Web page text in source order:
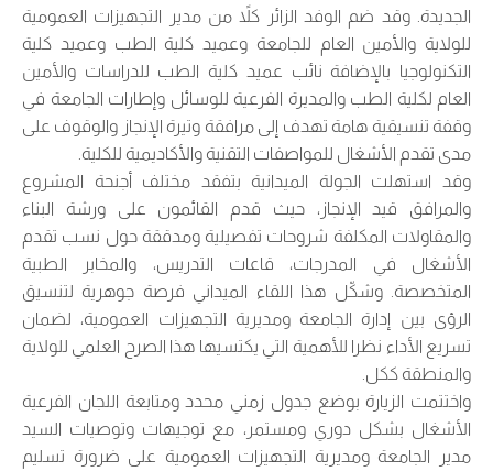
الجديدة. وقد ضم الوفد الزائر كلاً من مدير التجهيزات العمومية
للولاية والأمين العام للجامعة وعميد كلية الطب وعميد كلية
التكنولوجيا بالإضافة نائب عميد كلية الطب للدراسات والأمين
العام لكلية الطب والمديرة الفرعية للوسائل وإطارات الجامعة في
وقفة تنسيقية هامة تهدف إلى مرافقة وتيرة الإنجاز والوقوف على
مدى تقدم الأشغال للمواصفات التقنية والأكاديمية للكلية.
وقد استهلت الجولة الميدانية بتفقد مختلف أجنحة المشروع
والمرافق قيد الإنجاز، حيث قدم القائمون على ورشة البناء
والمقاولات المكلفة شروحات تفصيلية ومدققة حول نسب تقدم
الأشغال في المدرجات، قاعات التدريس، والمخابر الطبية
المتخصصة. وشكّل هذا اللقاء الميداني فرصة جوهرية لتنسيق
الرؤى بين إدارة الجامعة ومديرية التجهيزات العمومية، لضمان
تسريع الأداء نظرا للأهمية التي يكتسيها هذا الصرح العلمي للولاية
والمنطقة ككل.
واختتمت الزيارة بوضع جدول زمني محدد ومتابعة اللجان الفرعية
الأشغال بشكل دوري ومستمر، مع توجيهات وتوصيات السيد
مدير الجامعة ومديرية التجهيزات العمومية على ضرورة تسليم